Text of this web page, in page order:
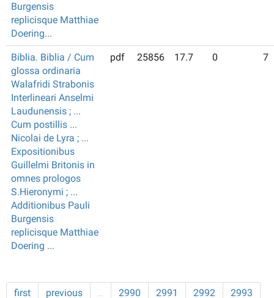
Burgensis
replicisque Matthiae
Doering...
Biblia. Biblia / Cum
glossa ordinaria
Walafridi Strabonis
Interlineari Anselmi
Laudunensis ; ...
Cum postillis ...
Nicolai de Lyra ; ...
Expositionibus
Guillelmi Britonis in
omnes prologos
S.Hieronymi ; ...
Additionibus Pauli
Burgensis
replicisque Matthiae
Doering ...
pdf 25856 17.7 0 7
first previous … 2990 2991 2992 2993